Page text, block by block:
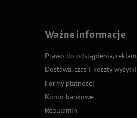
Ważne informacje
Prawo do odstąpienia,
Dostawa, czas i koszty wysyłki
Formy płatności
Konto bankowe
Regulamin